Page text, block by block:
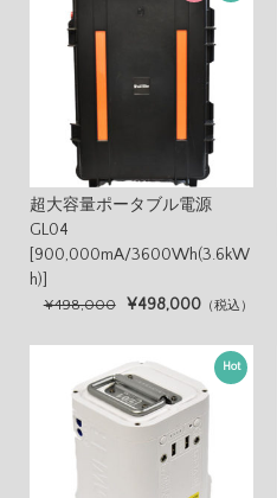
超大容量ポータブル電源
GL04
[900,000mA/3600Wh(3.6kW
h)]
¥498,000 ¥498,000 （税込）
Hot